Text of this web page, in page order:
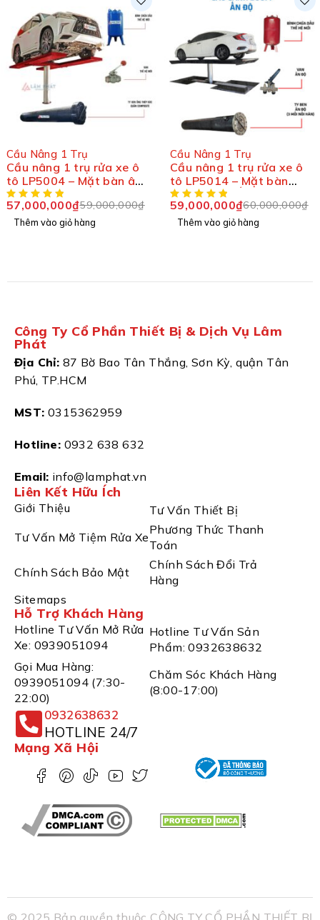
Cầu Nâng 1 Trụ
Cầu nâng 1 trụ rửa xe ô
tô LP5014 – Mặt bàn
cánh bướm Ấn Độ
60,000,000
59,000,000₫
Thêm vào giỏ hàng
Cầu Nâng 1 Trụ
Cầu nâng 1 trụ rửa xe
tô LP5012 – Mặt bàn
cánh bướm
55,000,000₫
Thêm vào giỏ hàng
Công Ty Cổ Phần Thiết Bị & Dịch Vụ Lâm
Phát
Địa Chỉ: 87 Bờ Bao Tân Thắng, Sơn Kỳ, quận Tân
Phú, TP.HCM
MST: 0315362959
Hotline: 0932 638 632
Email: info@lamphat.vn
Liên Kết Hữu Ích
Giới Thiệu
Tư Vấn Thiết Bị
Tư Vấn Mở Tiệm Rửa Xe
Phương Thức Thanh
Toán
Chính Sách Bảo Mật
Chính Sách Đổi Trả
Hàng
Sitemaps
Hỗ Trợ Khách Hàng
Hotline Tư Vấn Mở Rửa
Xe: 0939051094
Hotline Tư Vấn Sản
Phẩm: 0932638632
Gọi Mua Hàng:
0939051094 (7:30-
22:00)
Chăm Sóc Khách Hàng
(8:00-17:00)
0932638632
HOTLINE 24/7
Mạng Xã Hội
© 2025 Bản quyền thuộc CÔNG TY CỔ PHẦN THIẾT BỊ